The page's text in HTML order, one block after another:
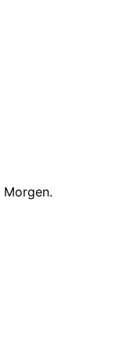
Morgen.